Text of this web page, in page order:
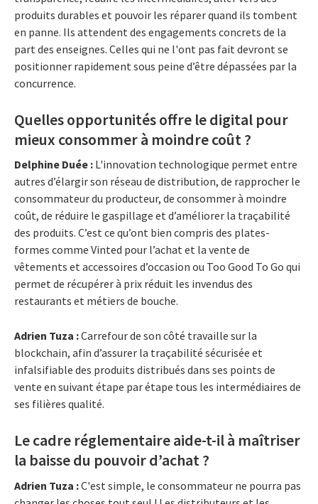
produits durables et pouvoir les réparer quand ils tombent
en panne. Ils attendent des engagements concrets de la
part des enseignes. Celles qui ne l'ont pas fait devront se
positionner rapidement sous peine d’être dépassées par la
concurrence.
Quelles opportunités offre le digital pour
mieux consommer à moindre coût ?
Delphine Duée : L'innovation technologique permet entre
autres d’élargir son réseau de distribution, de rapprocher le
consommateur du producteur, de consommer à moindre
coût, de réduire le gaspillage et d’améliorer la traçabilité
des produits. C’est ce qu’ont bien compris des plates-
formes comme Vinted pour l’achat et la vente de
vêtements et accessoires d’occasion ou Too Good To Go qui
permet de récupérer à prix réduit les invendus des
restaurants et métiers de bouche.
Adrien Tuza :Carrefour de son côté travaille sur la
blockchain, afin d’assurer la traçabilité sécurisée et
infalsifiable des produits distribués dans ses points de
vente en suivant étape par étape tous les intermédiaires de
ses filières qualité.
Le cadre réglementaire aide-t-il à maîtriser
la baisse du pouvoir d’achat ?
Adrien Tuza :C'est simple, le consommateur ne pourra pas